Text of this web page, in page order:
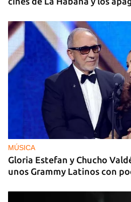
MÚSICA
Gloria Estefan y Chucho
unos Grammy Latinos con